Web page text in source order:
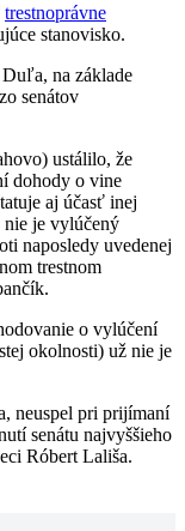
trestnoprávne
stanovisko.
na základe
senátov
ustálilo, že
dohody o vine
aj účasť inej
nie je vylúčený
naposledy uvedenej
trestnom
o vylúčení
okolnosti) už nie je
neuspel pri prijímaní
senátu najvyššieho
Róbert Lališa.